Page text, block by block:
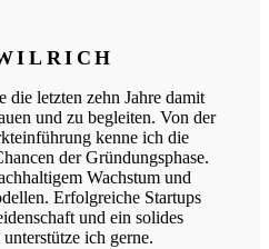
letzten zehn Jahre damit
und zu begleiten. Von der
kenne ich die
der Gründungsphase.
Wachstum und
Erfolgreiche Startups
und ein solides
ich gerne.